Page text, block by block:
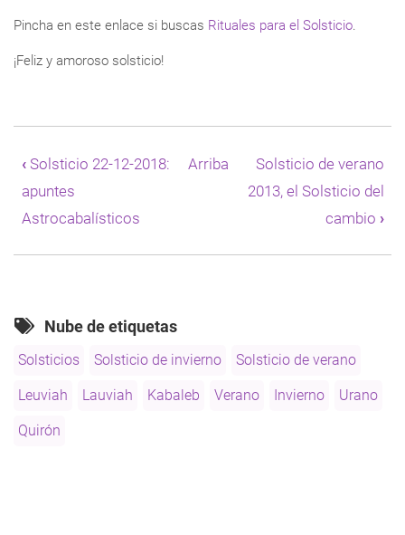
Pincha en este enlace si buscas Rituales para el Solsticio.
¡Feliz y amoroso solsticio!
transversales
de
Book
para
de
sur
‹Solsticio 22-12-2018:
apuntes
Astrocabalísticos
Arriba
Solsticio de verano
2013, el Solsticio del
cambio ›
Nube de etiquetas
Solsticios Solsticio de invierno Solsticio de verano
Leuviah Lauviah Kabaleb Verano Invierno Urano
Quirón